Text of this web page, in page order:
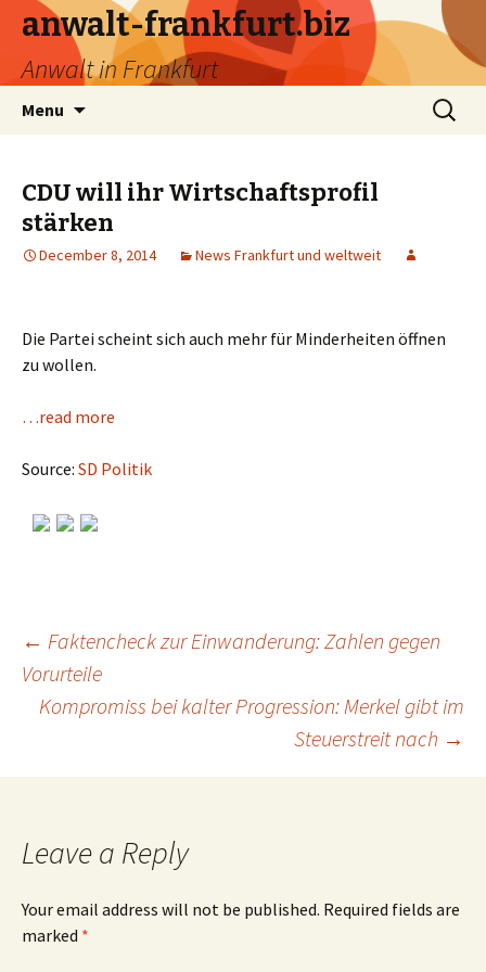
anwalt-frankfurt.biz
Anwalt in Frankfurt
Menu
Search
for:
CDU will ihr Wirtschaftsprofil
stärken
December 8, 2014 News Frankfurt und weltweit
Die Partei scheint sich auch mehr für Minderheiten öffnen
zu wollen.
…read more
Source: SD Politik
Post
navigation
← Faktencheck zur Einwanderung: Zahlen gegen
Vorurteile
Kompromiss bei kalter Progression: Merkel gibt im
Steuerstreit nach →
Leave a Reply
Your email address will not be published. Required fields are
marked *